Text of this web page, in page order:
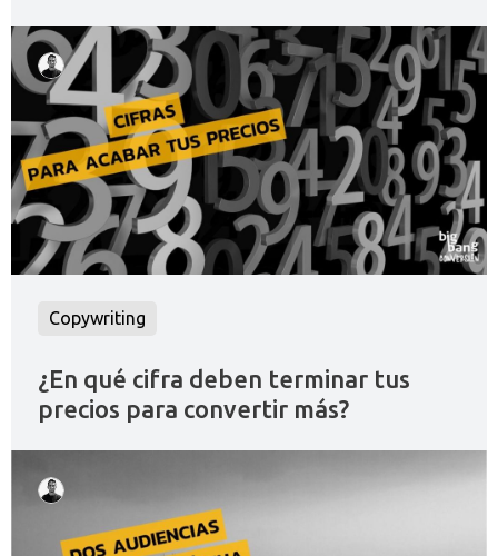
Copywriting
¿En qué cifra deben terminar tus
precios para convertir más?